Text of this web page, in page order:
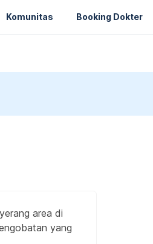
Komunitas Booking Dokter
area di
yang